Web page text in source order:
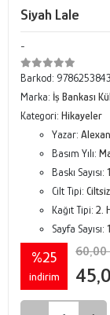
Siyah Lale
-
Barkod:
Marka: İş Bankası
Kategori: Hikayeler
Yazar:
Basım Yılı:
Baskı Sayısı:
Cilt Tipi: Ciltsiz
Kağıt Tipi: 2.
Sayfa Sayısı:
%25
indirim
60,00